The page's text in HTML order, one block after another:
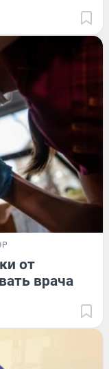
от
врача